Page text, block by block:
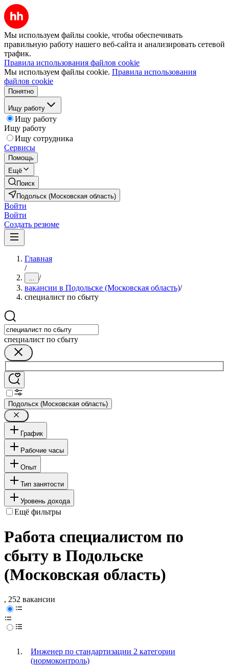
Мы используем файлы cookie, чтобы обеспечивать
правильную работу нашего веб-сайта и анализировать сетевой
трафик.
Правила использования файлов cookie
Мы используем файлы cookie. Правила использования
файлов cookie
Понятно
Ищу работу
Ищу работу
Ищу работу
Ищу сотрудника
Сервисы
Помощь
Ещё
Поиск
Подольск (Московская область)
Войти
Войти
Создать резюме
Главная
/
... /
вакансии в Подольске (Московская область)/
специалист по сбыту
специалист по сбыту
Подольск (Московская область)
График
Рабочие часы
Опыт
Тип занятости
Уровень дохода
Ещё фильтры
Работа специалистом по
сбыту в Подольске
(Московская область)
, 252 вакансии
Инженер по стандартизации 2 категории
(нормоконтроль)